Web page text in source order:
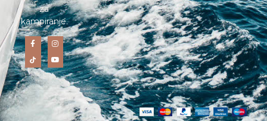
za
kampiranje.